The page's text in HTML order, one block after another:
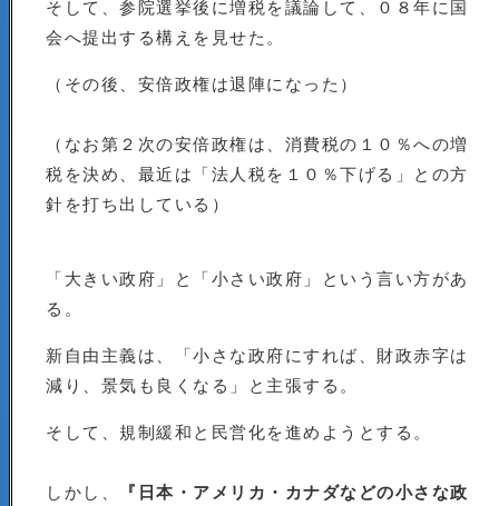
そして、参院選挙後に増税を議論して、０８年に国
会へ提出する構えを見せた。
（その後、安倍政権は退陣になった）
（なお第２次の安倍政権は、消費税の１０％への増
税を決め、最近は「法人税を１０％下げる」との方
針を打ち出している）
「大きい政府」と「小さい政府」という言い方があ
る。
新自由主義は、「小さな政府にすれば、財政赤字は
減り、景気も良くなる」と主張する。
そして、規制緩和と民営化を進めようとする。
しかし、
『日本・アメリカ・カナダなどの小さな政